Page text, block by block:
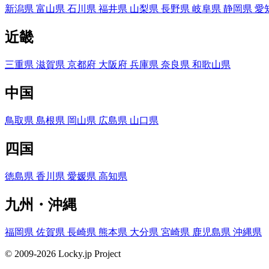
新潟県 富山県 石川県 福井県 山梨県 長野県 岐阜県 静岡県 愛
近畿
三重県 滋賀県 京都府 大阪府 兵庫県 奈良県 和歌山県
中国
鳥取県 島根県 岡山県 広島県 山口県
四国
徳島県 香川県 愛媛県 高知県
九州・沖縄
福岡県 佐賀県 長崎県 熊本県 大分県 宮崎県 鹿児島県 沖縄県
© 2009-2026 Locky.jp Project